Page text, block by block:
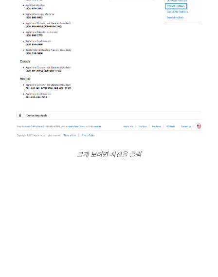
크게 보려면 사진을 클릭